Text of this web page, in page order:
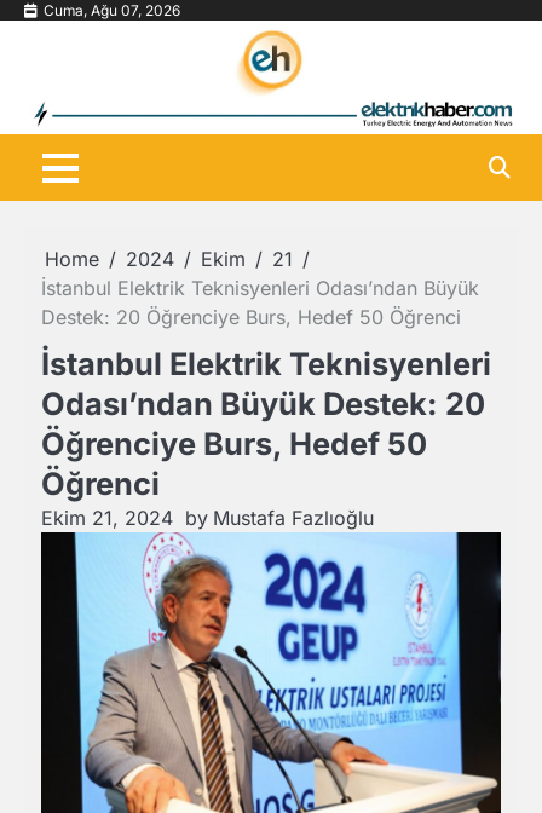
Skip Cuma, Ağu 07, 2026
Home 2024 Ekim
21
İstanbul Elektrik Teknisyenleri Odası’ndan Büyük
Destek: 20 Öğrenciye Burs, Hedef 50 Öğrenci
İstanbul Elektrik Teknisyenleri
Odası’ndan Büyük Destek: 20
Öğrenciye Burs, Hedef 50
Öğrenci
Ekim 21, 2024 by Mustafa Fazlıoğlu